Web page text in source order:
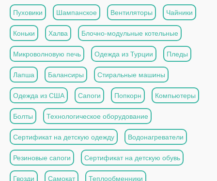
Пуховики Шампанское Вентиляторы Чайники
Коньки Халва Блочно-модульные котельные
Микроволновую печь Одежда из Турции Пледы
Лапша Балансиры Стиральные машины
Одежда из США Сапоги Попкорн Компьютеры
Болты Технологическое оборудование
Сертификат на детскую одежду Водонагреватели
Резиновые сапоги Сертификат на детскую обувь
Гвозди Самокат Теплообменники